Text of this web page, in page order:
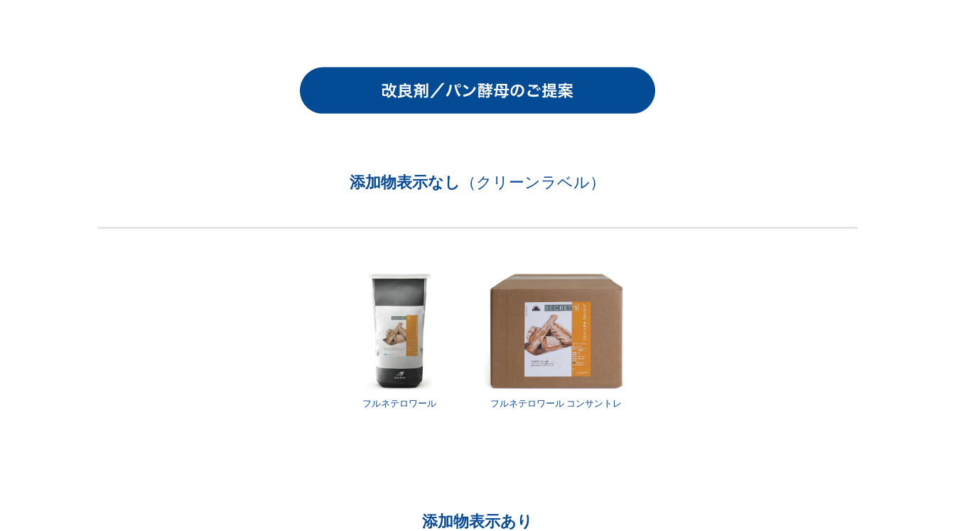
添加物表示なし （クリーンラベル）
フルネテロワール フルネテロワール コンサントレ
添加物表示あり